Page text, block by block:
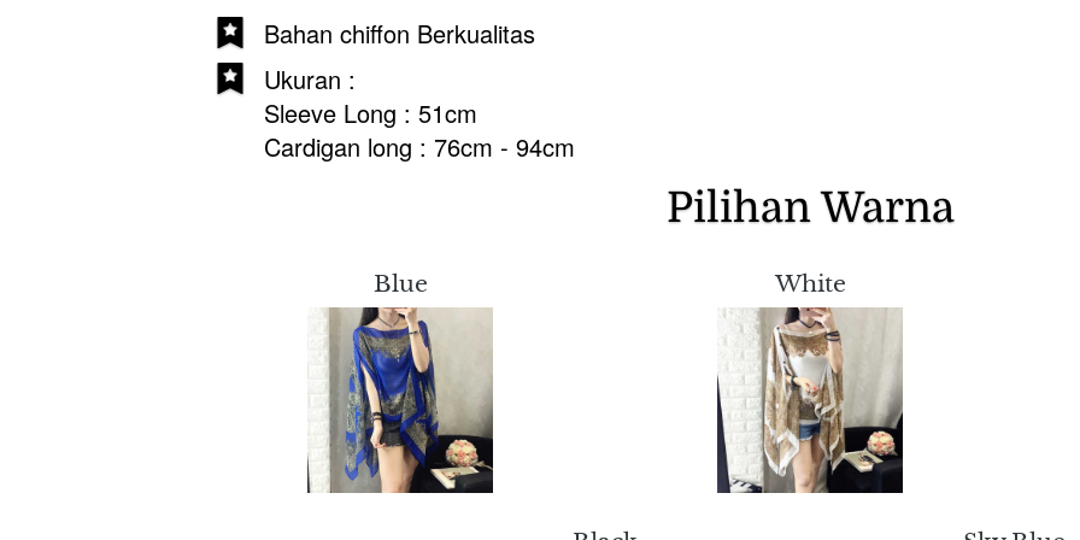
Bahan chiffon Berkualitas
Ukuran :
Sleeve Long : 51cm
Cardigan long : 76cm - 94cm
Pilihan Warna
Blue White